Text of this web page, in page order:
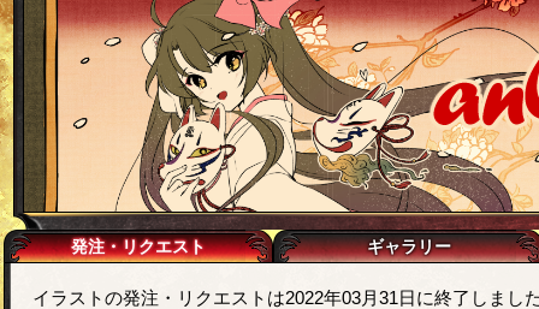
発注・リクエスト ギャラリー
イラストの発注・リクエストは2022年03月31日に終了しまし